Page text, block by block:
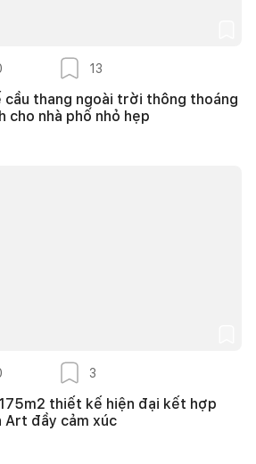
13
thang ngoài trời thông thoáng
cho nhà phố nhỏ hẹp
3
thiết kế hiện đại kết hợp
Art đầy cảm xúc